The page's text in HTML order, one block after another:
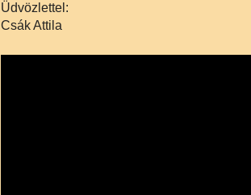
Üdvözlettel:
Csák Attila